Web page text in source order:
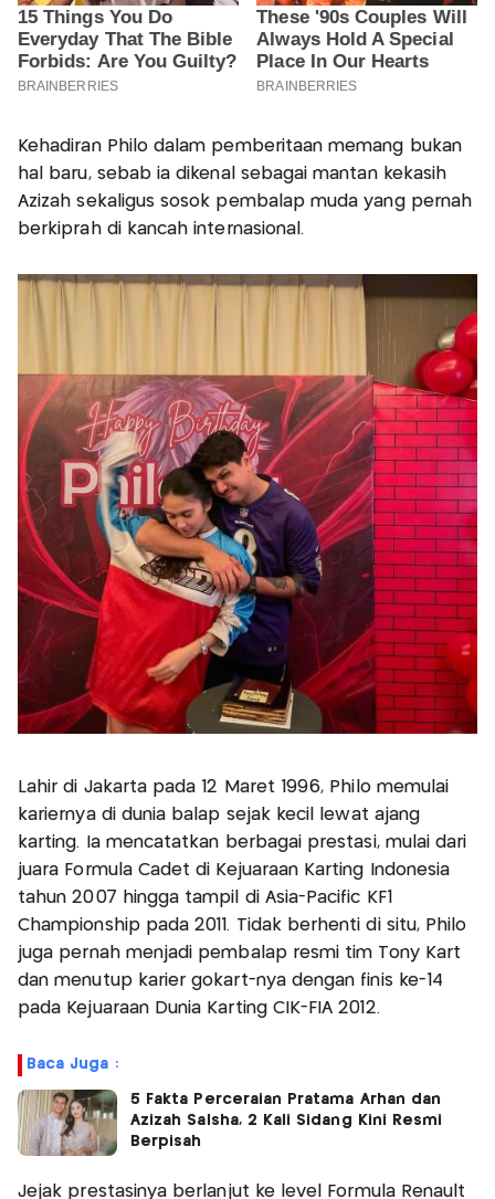
Kehadiran Philo dalam pemberitaan memang bukan
hal baru, sebab ia dikenal sebagai mantan kekasih
Azizah sekaligus sosok pembalap muda yang pernah
berkiprah di kancah internasional.
Lahir di Jakarta pada 12 Maret 1996, Philo memulai
kariernya di dunia balap sejak kecil lewat ajang
karting. Ia mencatatkan berbagai prestasi, mulai dari
juara Formula Cadet di Kejuaraan Karting Indonesia
tahun 2007 hingga tampil di Asia-Pacific KF1
Championship pada 2011. Tidak berhenti di situ, Philo
juga pernah menjadi pembalap resmi tim Tony Kart
dan menutup karier gokart-nya dengan finis ke-14
pada Kejuaraan Dunia Karting CIK-FIA 2012.
Baca Juga :
5 Fakta Perceraian Pratama Arhan dan
Azizah Salsha, 2 Kali Sidang Kini Resmi
Berpisah
Jejak prestasinya berlanjut ke level Formula Renault